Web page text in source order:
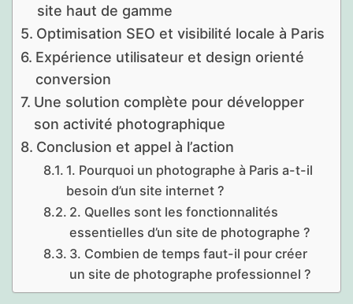
site haut de gamme
Optimisation SEO et visibilité locale à Paris
Expérience utilisateur et design orienté
conversion
Une solution complète pour développer
son activité photographique
Conclusion et appel à l’action
1. Pourquoi un photographe à Paris a-t-il
besoin d’un site internet ?
2. Quelles sont les fonctionnalités
essentielles d’un site de photographe ?
3. Combien de temps faut-il pour créer
un site de photographe professionnel ?